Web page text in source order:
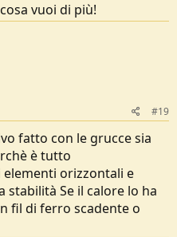
vuoi di più!
#19
fatto con le grucce sia
è tutto
orizzontali e
Se il calore lo ha
fil di ferro scadente o